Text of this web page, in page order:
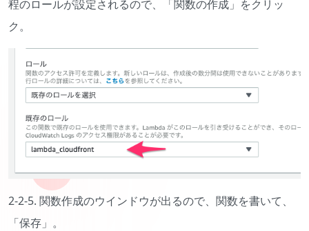
程のロールが設定されるので、「関数の作成」をクリッ
ク。
2-2-5. 関数作成のウインドウが出るので、関数を書いて、
「保存」。